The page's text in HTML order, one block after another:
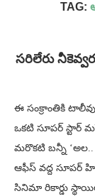
TAG:
సరిలేరు
ఈ సంక్రాంతికి
ఒకటి సూపర్ స్టార్
మరొకటి బన్నీ ‘అల..
ఆఫీస్ వద్ద సూపర్
సినిమా రికార్డు